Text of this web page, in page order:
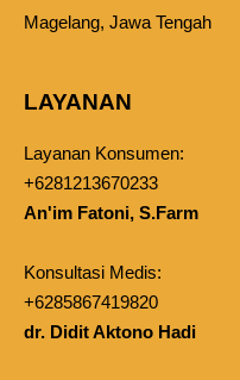
Magelang, Jawa Tengah
LAYANAN
Layanan Konsumen:
+6281213670233
An'im Fatoni, S.Farm
Konsultasi Medis:
+6285867419820
dr. Didit Aktono Hadi